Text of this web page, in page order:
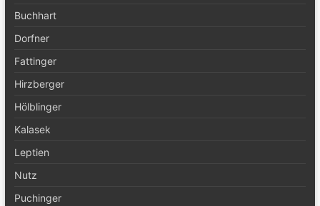
Buchhart
Dorfner
Fattinger
Hirzberger
Hölblinger
Kalasek
Leptien
Nutz
Puchinger